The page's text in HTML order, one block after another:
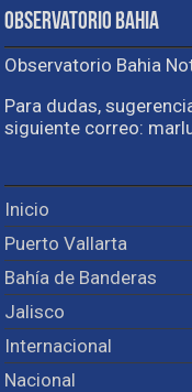
Observatorio Bahia
Observatorio Bahia
Para dudas,
siguiente correo:
Inicio
Puerto Vallarta
Bahía de Banderas
Jalisco
Internacional
Nacional